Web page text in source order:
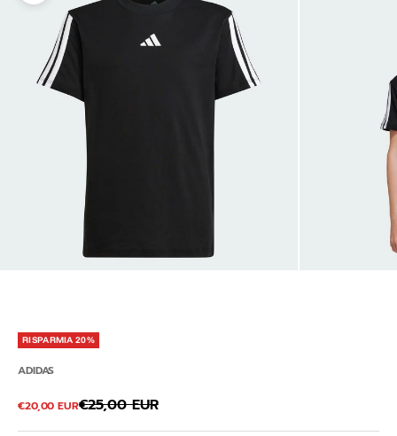
RISPARMIA 20%
ADIDAS
Prezzo scontato
€20,00 EURPrezzo
€25,00 EUR